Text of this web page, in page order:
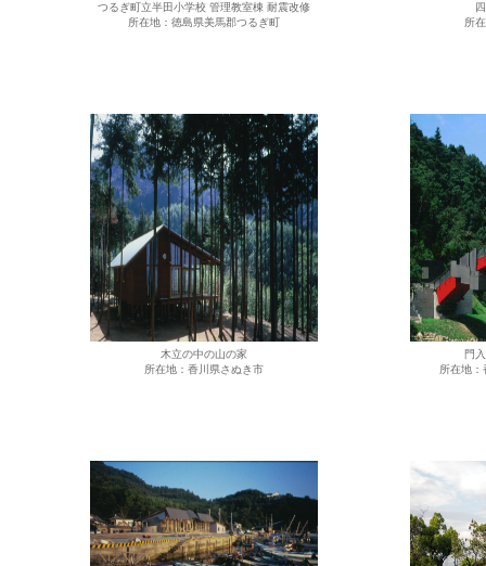
つるぎ町立半田小学校 管理教室棟 耐震改修
所在地：徳島県美馬郡つるぎ町
所
木立の中の山の家
所在地：香川県さぬき市
門
所在地：